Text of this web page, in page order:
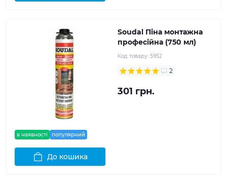
в наявності популярний
Soudal Піна монтажна
професійна (750 мл)
Код товару: 5952
2
301 грн.
До кошика